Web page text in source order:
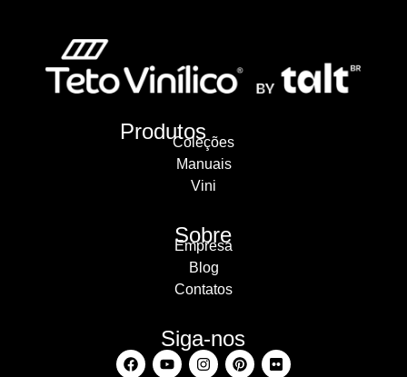
Produtos
Coleções
Manuais
Vini
Sobre
Empresa
Blog
Contatos
Siga-nos